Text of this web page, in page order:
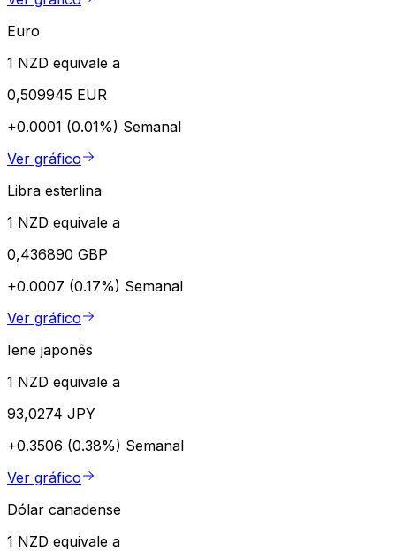
Euro
1 NZD equivale a
0,509945 EUR
+0.0001 (0.01%) Semanal
Ver gráfico
Libra esterlina
1 NZD equivale a
0,436890 GBP
+0.0007 (0.17%) Semanal
Ver gráfico
Iene japonês
1 NZD equivale a
93,0274 JPY
+0.3506 (0.38%) Semanal
Ver gráfico
Dólar canadense
1 NZD equivale a